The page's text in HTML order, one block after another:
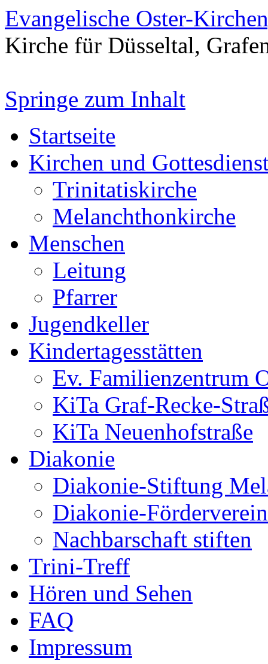
Evangelische Oster-
Kirche für Düsseltal,
Springe zum Inhalt
Startseite
Kirchen und
Trinitatiskirche
Melanchthonkirche
Menschen
Leitung
Pfarrer
Jugendkeller
Kindertagesstätten
Ev. Familienzentrum
KiTa Graf-Recke-
KiTa Neuenhofstraße
Diakonie
Diakonie-Stiftung
Diakonie-
Nachbarschaft stiften
Trini-Treff
Hören und Sehen
FAQ
Impressum